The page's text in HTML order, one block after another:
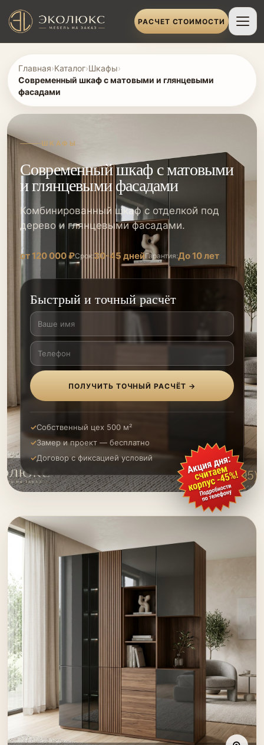
РАСЧЕТ СТОИМОСТИ
Главная›Каталог›Шкафы›
Современный шкаф с матовыми и глянцевыми
фасадами
ШКАФЫ
Современный шкаф с матовыми
и глянцевыми фасадами
Комбинированный шкаф с отделкой под
дерево и глянцевыми фасадами.
от 120 000 ₽Срок:30-45 днейГарантия:До 10 лет
Быстрый и точный расчёт
ПОЛУЧИТЬ ТОЧНЫЙ РАСЧЁТ →
Собственный цех 500 м²
Замер и проект — бесплатно
Договор с фиксацией условий